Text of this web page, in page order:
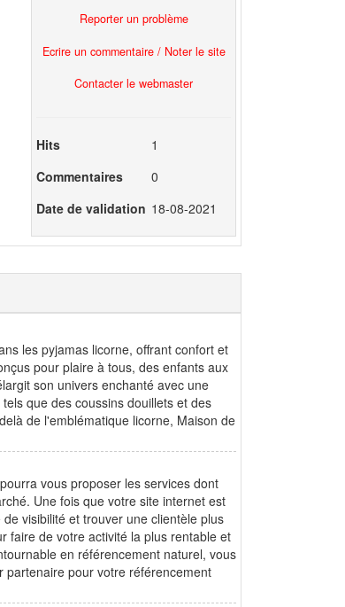
Reporter un problème
Ecrire un commentaire / Noter le site
Contacter le webmaster
Hits
1
Commentaires
0
Date de validation 18-08-2021
les pyjamas licorne, offrant confort et
pour plaire à tous, des enfants aux
son univers enchanté avec une
que des coussins douillets et des
de l'emblématique licorne, Maison de
vous proposer les services dont
Une fois que votre site internet est
visibilité et trouver une clientèle plus
faire de votre activité la plus rentable et
en référencement naturel, vous
partenaire pour votre référencement